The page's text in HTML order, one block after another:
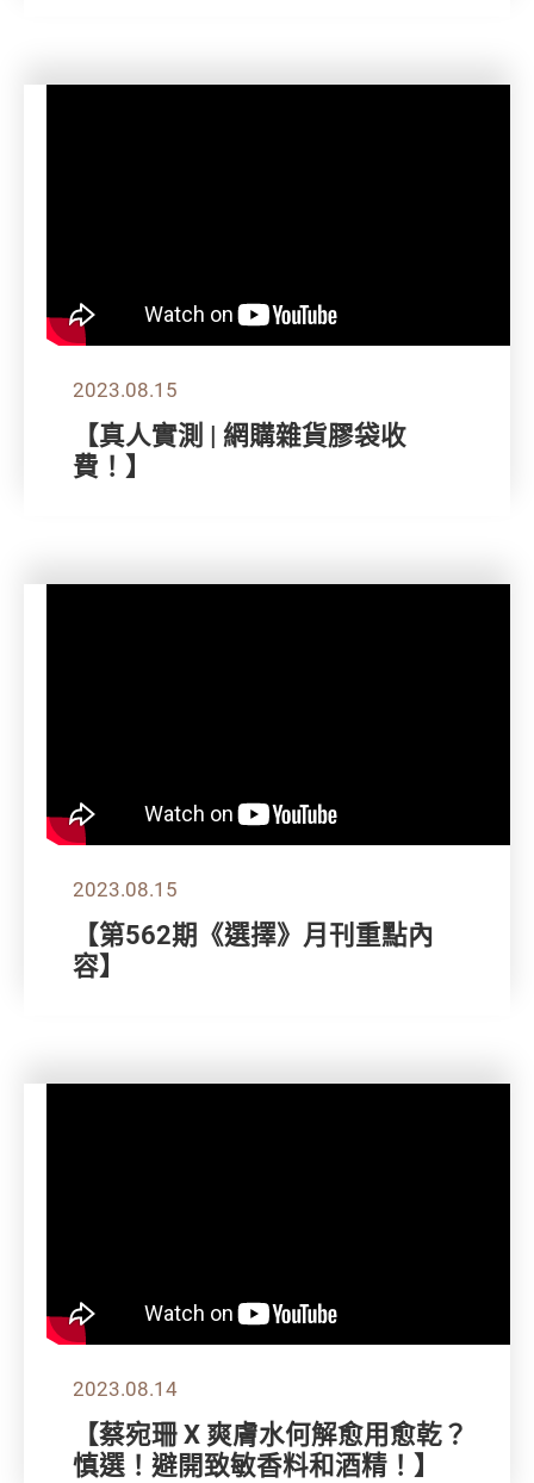
2023.08.15
【真人實測 | 網購雜貨膠袋收
費！】
2023.08.15
【第562期《選擇》月刊重點內
容】
2023.08.14
【蔡宛珊 X 爽膚水何解愈用愈乾？
慎選！避開致敏香料和酒精！】